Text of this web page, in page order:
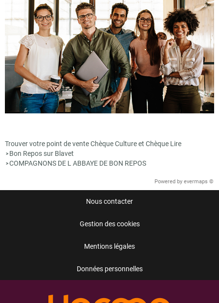
Trouver votre point de vente Chèque Culture et Chèque Lire
> Bon Repos sur Blavet
>COMPAGNONS DE L ABBAYE DE BON REPOS
Powered by evermaps ©
Nous contacter
Gestion des cookies
Mentions légales
Données personnelles